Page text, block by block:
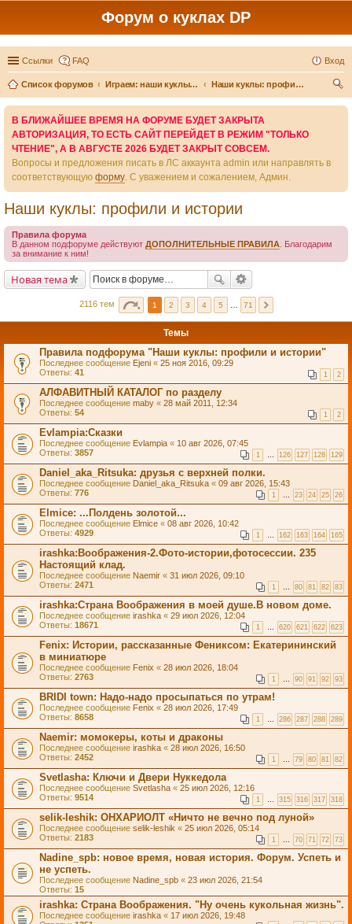
Форум о куклах DP
Ссылки FAQ Вход
Список форумов Играем: наши куклы и игры вокруг них
Наши куклы: профили и истории
В БЛИЖАЙШЕЕ ВРЕМЯ НА ФОРУМЕ БУДЕТ ЗАКРЫТА
АВТОРИЗАЦИЯ, ТО ЕСТЬ САЙТ ПЕРЕЙДЕТ В РЕЖИМ "ТОЛЬКО
ЧТЕНИЕ", А В АВГУСТЕ 2026 БУДЕТ ЗАКРЫТ СОВСЕМ.
Вопросы и предложения писать в ЛС аккаунта admin или направлять в
соответствующую форму. С уважением и сожалением, Админ.
Наши куклы: профили и истории
Правила форума
В данном подфоруме действуют ДОПОЛНИТЕЛЬНЫЕ ПРАВИЛА . Благодарим
за внимание к ним!
Новая тема
2116 тем 1 2 3 4 5 71
Темы
Правила подфорума "Наши куклы: профили и истории"
Последнее сообщение Ejeni « 25 ноя 2016, 09:29
Ответы: 41 1 2
АЛФАВИТНЫЙ КАТАЛОГ по разделу
Последнее сообщение maby « 28 май 2011, 12:34
Ответы: 54 1 2
Evlampia:Сказки
Последнее сообщение Evlampia « 10 авг 2026, 07:45
Ответы: 3857 1 … 126 127 128 129
Daniel_aka_Ritsuka: друзья с верхней полки.
Последнее сообщение Daniel_aka_Ritsuka « 09 авг 2026, 15:43
Ответы: 776 1 … 23 24 25 26
Elmice: ...Полдень золотой...
Последнее сообщение Elmice « 08 авг 2026, 10:42
Ответы: 4929 1 … 162 163 164 165
irashka:Воображения-2.Фото-истории,фотосессии. 235
Настоящий клад.
Последнее сообщение Naemir « 31 июл 2026, 09:10
Ответы: 2471 1 … 80 81 82 83
irashka:Страна Воображения в моей душе.В новом доме.
Последнее сообщение irashka « 29 июл 2026, 12:04
Ответы: 18671 1 … 620 621 622 623
Fenix: Истории, рассказанные Фениксом: Екатерининский
в миниатюре
Последнее сообщение Fenix « 28 июл 2026, 18:04
Ответы: 2763 1 … 90 91 92 93
BRIDI tоwn: Надо-надо просыпаться по утрам!
Последнее сообщение Fenix « 28 июл 2026, 17:49
Ответы: 8658 1 … 286 287 288 289
Naemir: момокеры, коты и драконы
Последнее сообщение irashka « 28 июл 2026, 16:50
Ответы: 2452 1 … 79 80 81 82
Svetlasha: Ключи и Двери Нуккедола
Последнее сообщение Svetlasha « 25 июл 2026, 12:16
Ответы: 9514 1 … 315 316 317 318
selik-leshik: ОНХАРИОЛТ «Ничто не вечно под луной»
Последнее сообщение selik-leshik « 25 июл 2026, 05:14
Ответы: 2183 1 … 70 71 72 73
Nadine_spb: новое время, новая история. Форум. Успеть и
не успеть.
Последнее сообщение Nadine_spb « 23 июл 2026, 21:54
Ответы: 15
irashka: Страна Воображения. "Ну очень кукольная жизнь".
Последнее сообщение irashka « 17 июл 2026, 19:48